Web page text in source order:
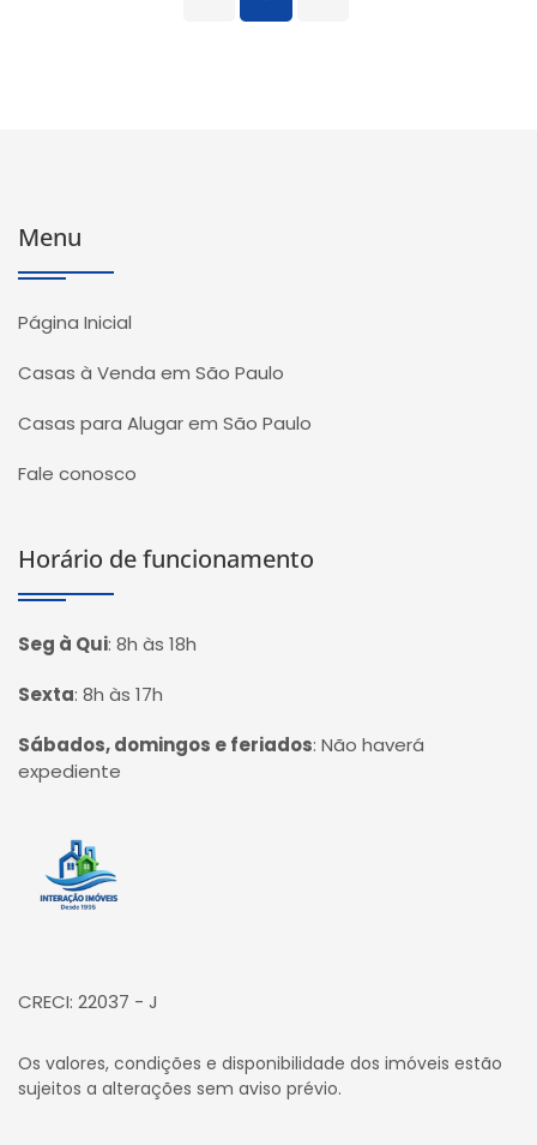
Menu
Página Inicial
Casas à Venda em São Paulo
Casas para Alugar em São Paulo
Fale conosco
Horário de funcionamento
Seg à Qui: 8h às 18h
Sexta: 8h às 17h
Sábados, domingos e feriados: Não haverá
expediente
Página inicial
CRECI: 22037 - J
Os valores, condições e disponibilidade dos imóveis estão
sujeitos a alterações sem aviso prévio.